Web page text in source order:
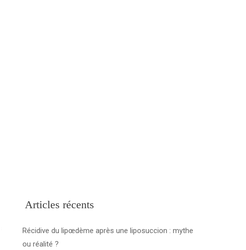
Articles récents
Récidive du lipœdème après une liposuccion : mythe
ou réalité ?